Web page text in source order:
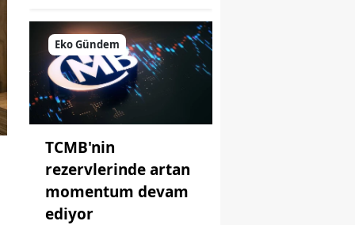
Eko Gündem
TCMB'nin
rezervlerinde artan
momentum devam
ediyor